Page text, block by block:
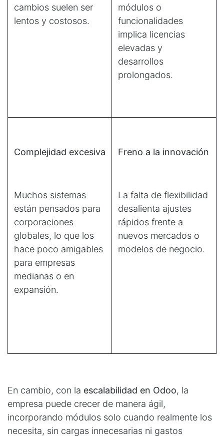
cambios suelen ser
lentos y costosos.
módulos o
funcionalidades
implica licencias
elevadas y
desarrollos
prolongados.
Complejidad excesiva
Muchos sistemas
están pensados para
corporaciones
globales, lo que los
hace poco amigables
para empresas
medianas o en
expansión.
Freno a la innovación
La falta de flexibilidad
desalienta ajustes
rápidos frente a
nuevos mercados o
modelos de negocio.
En cambio, con la escalabilidad en Odoo, la
empresa puede crecer de manera ágil,
incorporando módulos solo cuando realmente los
necesita, sin cargas innecesarias ni gastos